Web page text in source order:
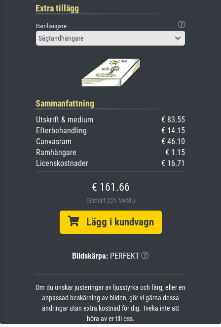
Extra tillägg
Ramhängare
Sågtandhängare
Sammanfattning
Utskrift & medium
€ 83.55
Efterbehandling
€ 14.15
Canvasram
€ 46.10
Ramhängare
€ 1.15
Licenskostnader
€ 16.71
€ 161.66
(Enthält 25% MwSt.)
Lägg i kundvagn
Bildskärpa: PERFEKT
Om du önskar justeringar av ljusstyrka och färg, eller en
anpassad beskärning av bilden, gör vi gärna dessa
ändringar utan extra kostnad för dig. Tveka inte att
höra av er till oss.